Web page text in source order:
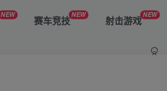
NEW 赛车竞技NEW 射击游戏NEW